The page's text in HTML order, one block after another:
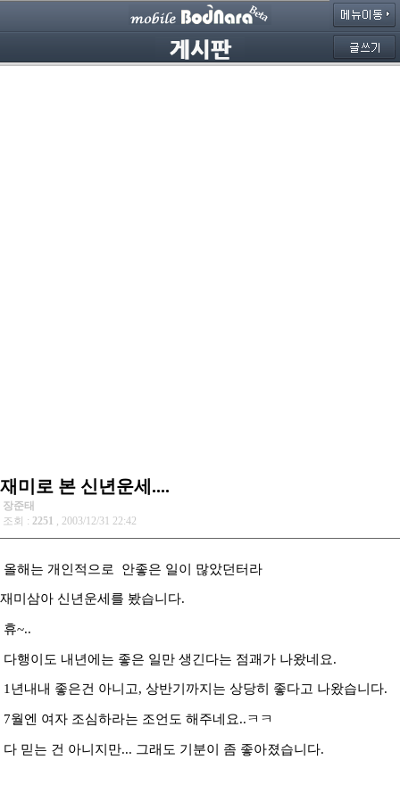
재미로 본 신년운세....
장준태
조회 : 2251 , 2003/12/31 22:42
올해는 개인적으로 안좋은 일이 많았던터라
재미삼아 신년운세를 봤습니다.
휴~..
다행이도 내년에는 좋은 일만 생긴다는 점괘가 나왔네요.
1년내내 좋은건 아니고, 상반기까지는 상당히 좋다고 나왔습니다.
7월엔 여자 조심하라는 조언도 해주네요..ㅋㅋ
다 믿는 건 아니지만... 그래도 기분이 좀 좋아졌습니다.